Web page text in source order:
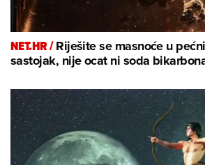
NET.HR /Riješite se masnoće u
sastojak, nije ocat ni soda